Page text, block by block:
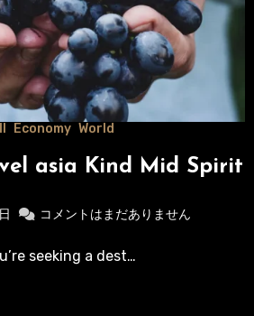
Economy World
asia Kind Mid Spirit
コメントはまだありません
seeking a dest…